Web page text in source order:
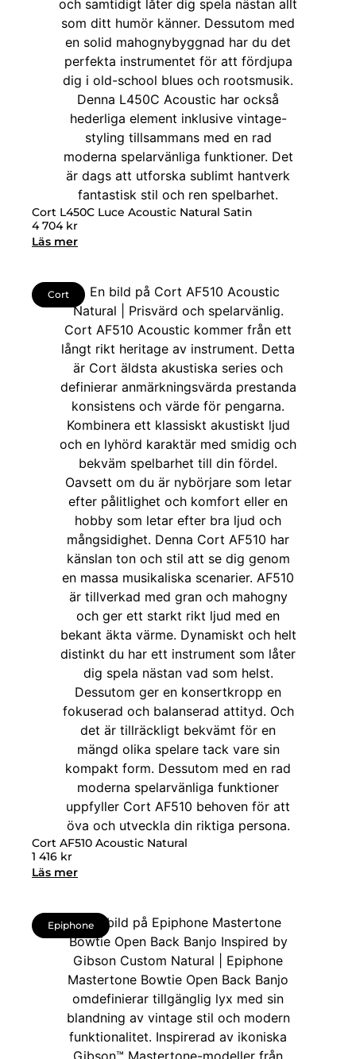
Cort L450C Luce Acoustic Natural Satin
4 704 kr
Läs mer
Cort
Cort AF510 Acoustic Natural
1 416 kr
Läs mer
Epiphone